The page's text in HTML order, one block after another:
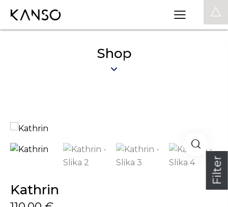
0
Shop
Filter
Kathrin